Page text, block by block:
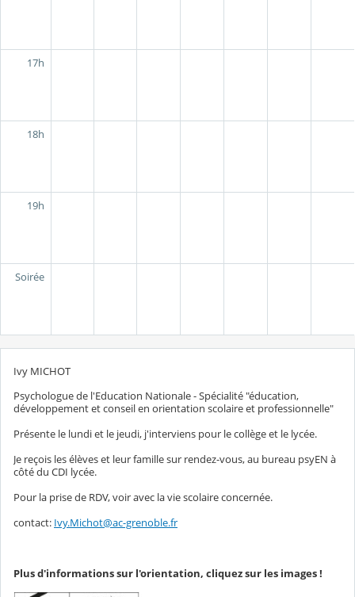
17h
18h
19h
Soirée
Ivy MICHOT
Psychologue de l'Education Nationale - Spécialité "éducation,
développement et conseil en orientation scolaire et professionnelle"
Présente le lundi et le jeudi, j'interviens pour le collège et le lycée.
Je reçois les élèves et leur famille sur rendez-vous, au bureau psyEN à
côté du CDI lycée.
Pour la prise de RDV, voir avec la vie scolaire concernée.
contact: Ivy.Michot@ac-grenoble.fr
Plus d'informations sur l'orientation, cliquez sur les images !